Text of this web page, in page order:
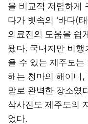
을 비교적 저렴하게
다가 뱃속의 '바다(
의료진의 도움을 쉽
됐다. 국내지만 비
을 수 있는 제주도
해는 청마의 해이니
말로 완벽한 장소였
삭사진도 제주도의
었다.